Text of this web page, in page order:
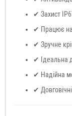
✔ Захист
✔ Працює на
✔ Зручне
✔ Ідеальна
✔ Надійна
✔